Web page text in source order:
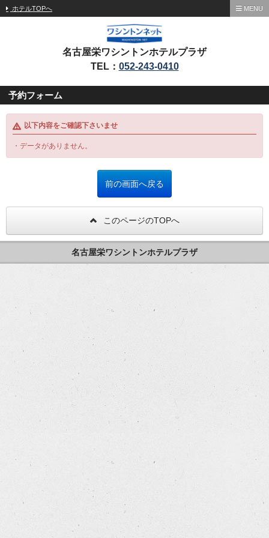
ホテルTOPへ MENU
名古屋栄ワシントンホテルプラザ
TEL： 052-243-0410
予約フォーム
以下内容をご確認下さいませ
・データがありません。
このページのTOPへ
名古屋栄ワシントンホテルプラザ